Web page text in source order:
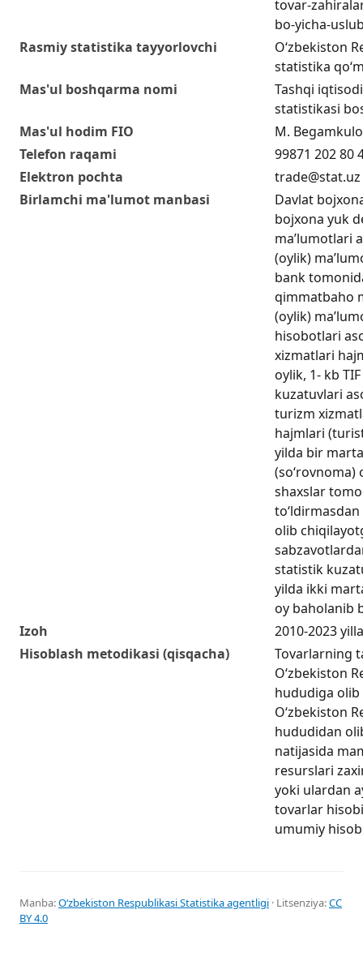
tovar-
bo-yicha-
Rasmiy statistika tayyorlovchi
O‘zbekiston
statistika
Mas'ul boshqarma nomi
Tashqi
statistikasi
Mas'ul hodim FIO
M.
Telefon raqami
99871 202 80
Elektron pochta
trade@stat.uz
Birlamchi ma'lumot manbasi
Davlat
bojxona yuk
ma’lumotlari
(oylik)
bank
qimmatbaho
(oylik)
hisobotlari
xizmatlari
oylik, 1- kb
kuzatuvlari
turizm
hajmlari
yilda bir
(so‘rovnoma)
shaxslar
olib
statistik
yilda ikki
oy baholanib
Izoh
2010-2023
Hisoblash metodikasi (qisqacha)
Tovarlarning
Oʻzbekiston
hududiga
Oʻzbekiston
hududidan
natijasida
resurslari
yoki ulardan
tovarlar
umumiy
Manba:Oʻzbekiston Respublikasi Statistika agentligi · Litsenziya:CC
BY 4.0